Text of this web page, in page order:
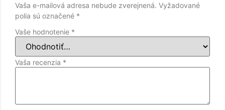
Vaša e-mailová adresa nebude zverejnená. Vyžadované
polia sú označené *
Vaše hodnotenie *
Vaša recenzia *